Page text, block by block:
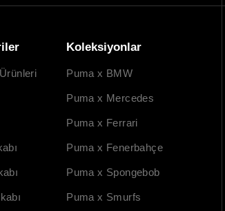
Koleksiyonlar
Puma x BMW
Puma x Mercedes
Puma x Ferrari
Puma x Fenerbahçe
Puma x Spongebob
Puma x Smurfs